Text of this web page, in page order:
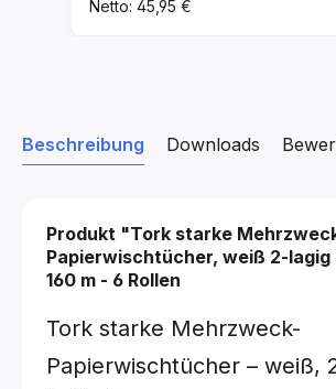
Netto: 45,95 €
Beschreibung Downloads
Produkt "Tork starke
Papierwischtücher, weiß 2-lagig
160 m - 6 Rollen
Tork starke Mehrzweck-
Papierwischtücher – weiß,